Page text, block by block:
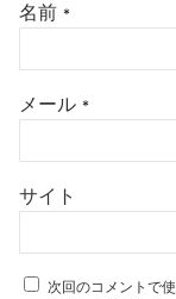
名前 *
メール *
サイト
次回のコメントで